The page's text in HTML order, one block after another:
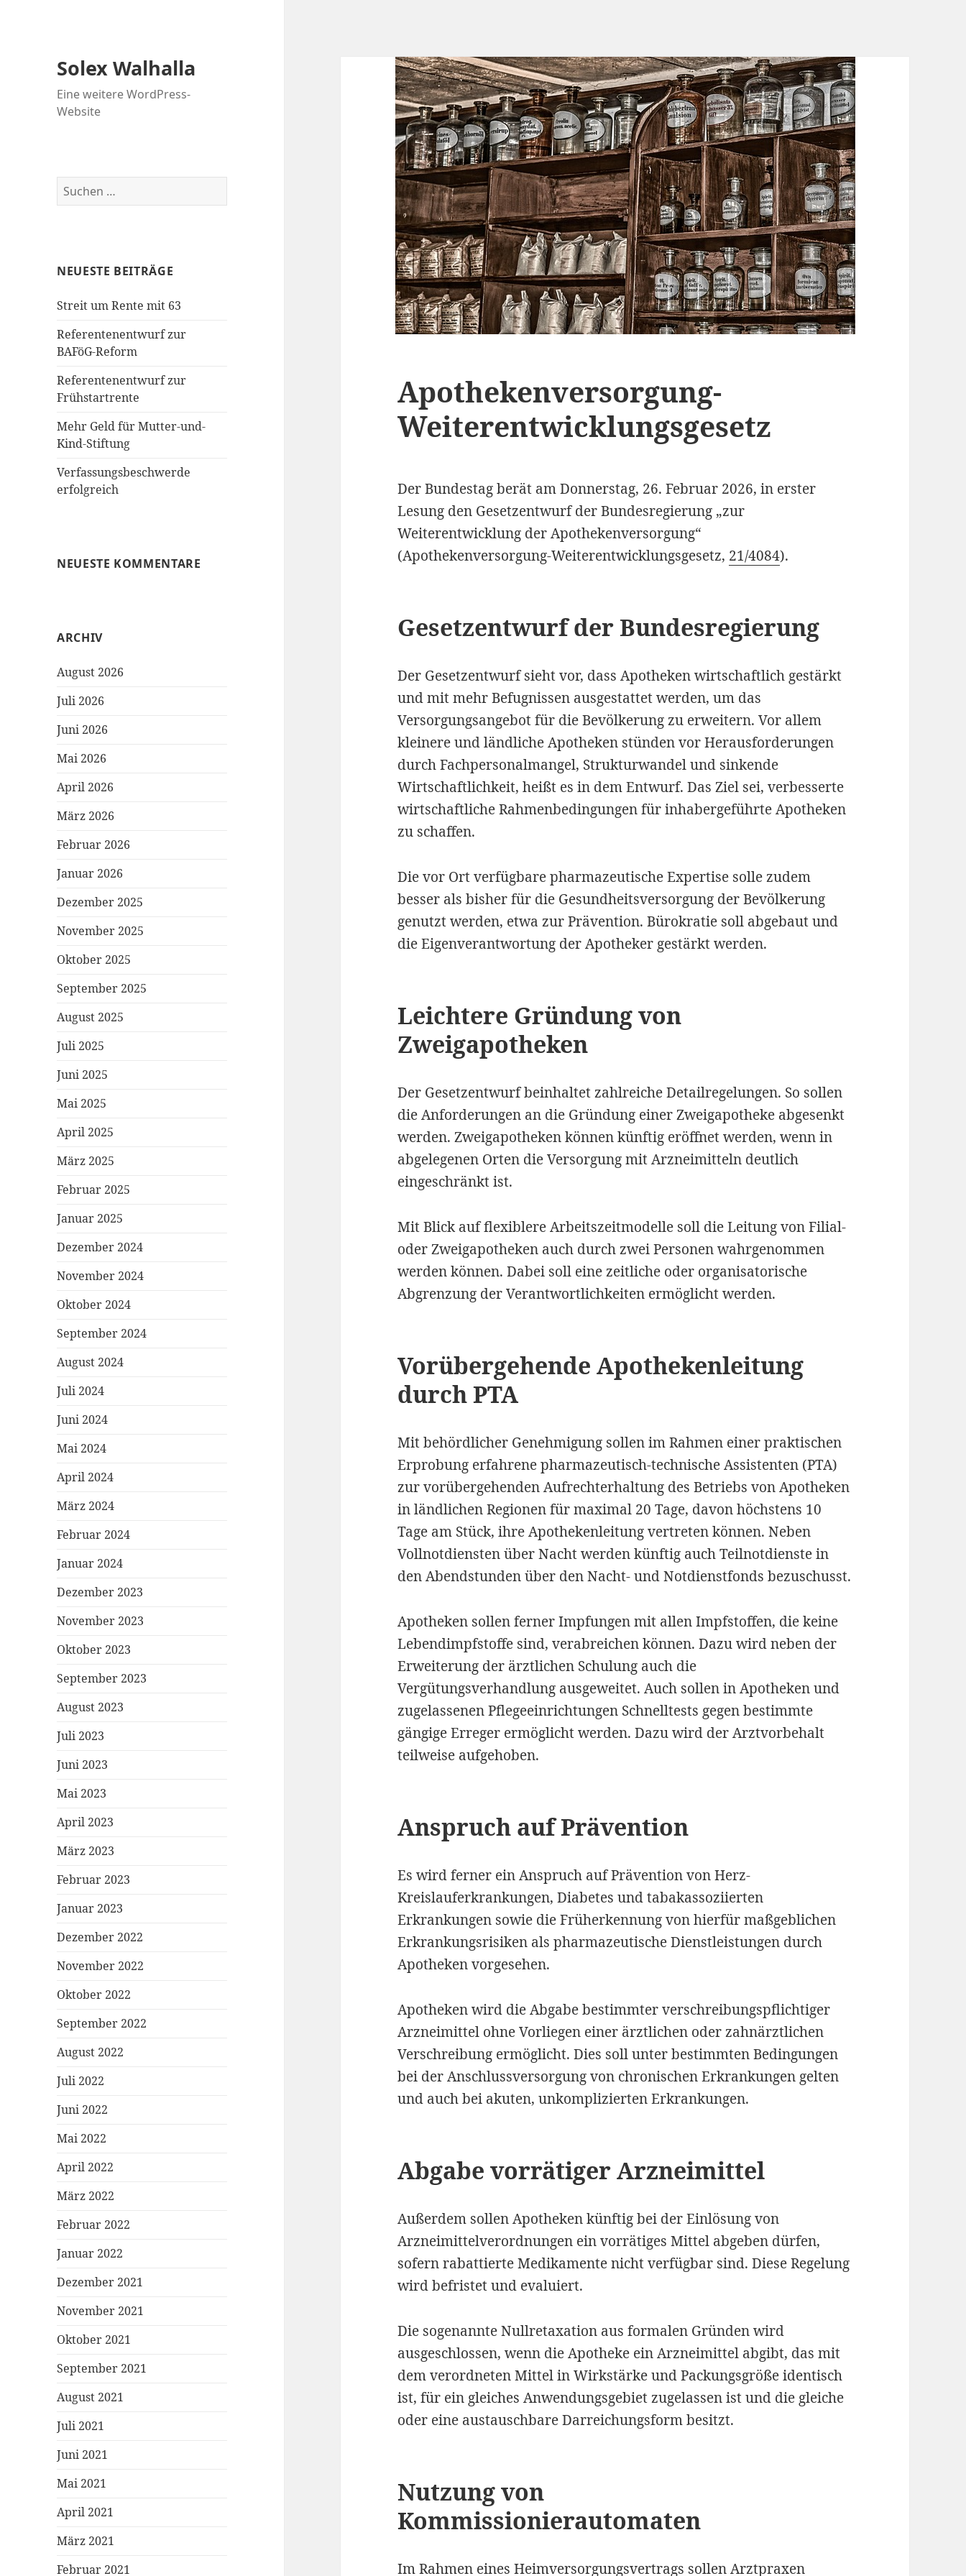
Solex Walhalla
Eine weitere WordPress-
Website
Suchen
nach:
NEUESTE BEITRÄGE
Streit um Rente mit 63
Referentenentwurf zur
BAFöG-Reform
Referentenentwurf zur
Frühstartrente
Mehr Geld für Mutter-und-
Kind-Stiftung
Verfassungsbeschwerde
erfolgreich
NEUESTE KOMMENTARE
ARCHIV
August 2026
Juli 2026
Juni 2026
Mai 2026
April 2026
März 2026
Februar 2026
Januar 2026
Dezember 2025
November 2025
Oktober 2025
September 2025
August 2025
Juli 2025
Juni 2025
Mai 2025
April 2025
März 2025
Februar 2025
Januar 2025
Dezember 2024
November 2024
Oktober 2024
September 2024
August 2024
Juli 2024
Juni 2024
Mai 2024
April 2024
März 2024
Februar 2024
Januar 2024
Dezember 2023
November 2023
Oktober 2023
September 2023
August 2023
Juli 2023
Juni 2023
Mai 2023
April 2023
März 2023
Februar 2023
Januar 2023
Dezember 2022
November 2022
Oktober 2022
September 2022
August 2022
Juli 2022
Juni 2022
Mai 2022
April 2022
März 2022
Februar 2022
Januar 2022
Dezember 2021
November 2021
Oktober 2021
September 2021
August 2021
Juli 2021
Juni 2021
Mai 2021
April 2021
März 2021
Februar 2021
Apothekenversorgung-
Weiterentwicklungsgesetz
Der Bundestag berät am Donnerstag, 26. Februar 2026, in erster
Lesung den Gesetzentwurf der Bundesregierung „zur
Weiterentwicklung der Apothekenversorgung“
(Apothekenversorgung-Weiterentwicklungsgesetz, 21/4084).
Gesetzentwurf der Bundesregierung
Der Gesetzentwurf sieht vor, dass Apotheken wirtschaftlich gestärkt
und mit mehr Befugnissen ausgestattet werden, um das
Versorgungsangebot für die Bevölkerung zu erweitern. Vor allem
kleinere und ländliche Apotheken stünden vor Herausforderungen
durch Fachpersonalmangel, Strukturwandel und sinkende
Wirtschaftlichkeit, heißt es in dem Entwurf. Das Ziel sei, verbesserte
wirtschaftliche Rahmenbedingungen für inhabergeführte Apotheken
zu schaffen.
Die vor Ort verfügbare pharmazeutische Expertise solle zudem
besser als bisher für die Gesundheitsversorgung der Bevölkerung
genutzt werden, etwa zur Prävention. Bürokratie soll abgebaut und
die Eigenverantwortung der Apotheker gestärkt werden.
Leichtere Gründung von
Zweigapotheken
Der Gesetzentwurf beinhaltet zahlreiche Detailregelungen. So sollen
die Anforderungen an die Gründung einer Zweigapotheke abgesenkt
werden. Zweigapotheken können künftig eröffnet werden, wenn in
abgelegenen Orten die Versorgung mit Arzneimitteln deutlich
eingeschränkt ist.
Mit Blick auf flexiblere Arbeitszeitmodelle soll die Leitung von Filial-
oder Zweigapotheken auch durch zwei Personen wahrgenommen
werden können. Dabei soll eine zeitliche oder organisatorische
Abgrenzung der Verantwortlichkeiten ermöglicht werden.
Vorübergehende Apothekenleitung
durch PTA
Mit behördlicher Genehmigung sollen im Rahmen einer praktischen
Erprobung erfahrene pharmazeutisch-technische Assistenten (PTA)
zur vorübergehenden Aufrechterhaltung des Betriebs von Apotheken
in ländlichen Regionen für maximal 20 Tage, davon höchstens 10
Tage am Stück, ihre Apothekenleitung vertreten können. Neben
Vollnotdiensten über Nacht werden künftig auch Teilnotdienste in
den Abendstunden über den Nacht- und Notdienstfonds bezuschusst.
Apotheken sollen ferner Impfungen mit allen Impfstoffen, die keine
Lebendimpfstoffe sind, verabreichen können. Dazu wird neben der
Erweiterung der ärztlichen Schulung auch die
Vergütungsverhandlung ausgeweitet. Auch sollen in Apotheken und
zugelassenen Pflegeeinrichtungen Schnelltests gegen bestimmte
gängige Erreger ermöglicht werden. Dazu wird der Arztvorbehalt
teilweise aufgehoben.
Anspruch auf Prävention
Es wird ferner ein Anspruch auf Prävention von Herz-
Kreislauferkrankungen, Diabetes und tabakassoziierten
Erkrankungen sowie die Früherkennung von hierfür maßgeblichen
Erkrankungsrisiken als pharmazeutische Dienstleistungen durch
Apotheken vorgesehen.
Apotheken wird die Abgabe bestimmter verschreibungspflichtiger
Arzneimittel ohne Vorliegen einer ärztlichen oder zahnärztlichen
Verschreibung ermöglicht. Dies soll unter bestimmten Bedingungen
bei der Anschlussversorgung von chronischen Erkrankungen gelten
und auch bei akuten, unkomplizierten Erkrankungen.
Abgabe vorrätiger Arzneimittel
Außerdem sollen Apotheken künftig bei der Einlösung von
Arzneimittelverordnungen ein vorrätiges Mittel abgeben dürfen,
sofern rabattierte Medikamente nicht verfügbar sind. Diese Regelung
wird befristet und evaluiert.
Die sogenannte Nullretaxation aus formalen Gründen wird
ausgeschlossen, wenn die Apotheke ein Arzneimittel abgibt, das mit
dem verordneten Mittel in Wirkstärke und Packungsgröße identisch
ist, für ein gleiches Anwendungsgebiet zugelassen ist und die gleiche
oder eine austauschbare Darreichungsform besitzt.
Nutzung von
Kommissionierautomaten
Im Rahmen eines Heimversorgungsvertrags sollen Arztpraxen